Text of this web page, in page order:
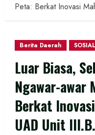
Peta: Berkat Inovasi
Berita Daerah SOSIAL
Luar Biasa,
Ngawar-awar
Berkat
UAD Unit